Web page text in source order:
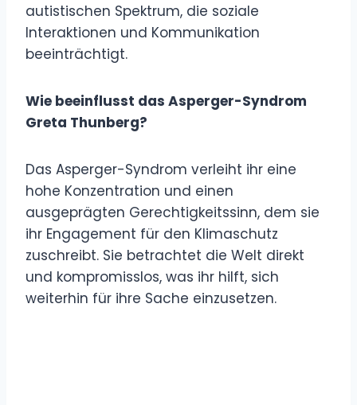
autistischen Spektrum, die soziale
Interaktionen und Kommunikation
beeinträchtigt.
Wie beeinflusst das Asperger-Syndrom
Greta Thunberg?
Das Asperger-Syndrom verleiht ihr eine
hohe Konzentration und einen
ausgeprägten Gerechtigkeitssinn, dem sie
ihr Engagement für den Klimaschutz
zuschreibt. Sie betrachtet die Welt direkt
und kompromisslos, was ihr hilft, sich
weiterhin für ihre Sache einzusetzen.